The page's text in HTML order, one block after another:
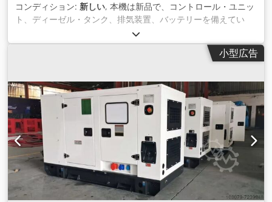
コンディション: 新しい, 本機は新品で、コントロール・ユニッ
ト、ディーゼル・タンク、排気装置、バッテリーを備えてい
る。 説明: モデル モデル： NWR75 リカルドモーターニューパ
ワー発電機 発電機セット 連続出力： 60 kVA / 48 kW 最大出
力：66 kVA / 52 kW エンジン：Kofo RIcardo N4105ZDS, 4気
400/230 V 機械式回転数制御、AVR、バッテリー充電器、遮音
材、冷却水ヒーターを含む、 コントロールユニット：Comap
AMF8、主電源 寸法： 2430x1030x1260 mm 重量： 約1166kg
ディーゼル・タンク： 125リットル メインモニター、メイン電
源、防音仕様 すぐに使用可能 追加費用 100A自動転送スイッ
チ: 709ユーロ 配送： Dwjdon D Hukepfx Alija - 追加料金に
て、荷降ろしを含む全世界への輸送が可能です。 - 正確な運賃
をお知りになりたい場合は、詳細とご住所を明記の上、お問い
合わせください。
小型広告